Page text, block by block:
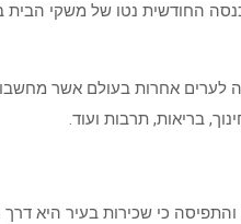
לערים אחרות בעולם אשר
בריאות, תרבות ועוד.
בין 20% ל-40% ממחיר השוק. בשל מחירי הדיור